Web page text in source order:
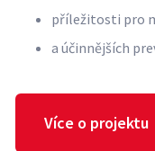
příležitosti pro
a účinnějších
Více o projektu